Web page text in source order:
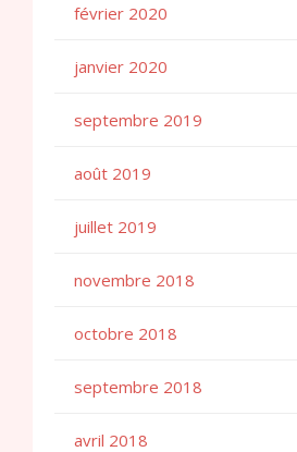
février 2020
janvier 2020
septembre 2019
août 2019
juillet 2019
novembre 2018
octobre 2018
septembre 2018
avril 2018